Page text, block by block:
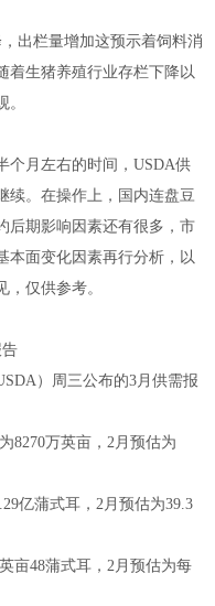
出栏量增加这预示着饲料消
着生猪养殖行业存栏下降以
个月左右的时间，USDA供
续。在操作上，国内连盘豆
后期影响因素还有很多，市
本面变化因素再行分析，以
，仅供参考。
）周三公布的3月供需报
万英亩，2月预估为
亿蒲式耳，2月预估为39.3
48蒲式耳，2月预估为每